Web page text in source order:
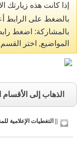
إذا كانت هذه زيارتك
بالضغط على الرابط
بالمشاركة: اضغط
المواضيع, اختر
الذهاب إلى الأقسام
|| التغطيات الإعلامية